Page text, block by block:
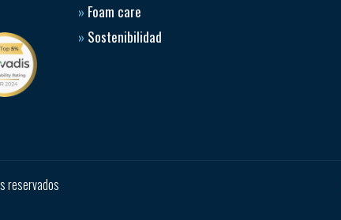
» Foam care
» Sostenibilidad
reservados